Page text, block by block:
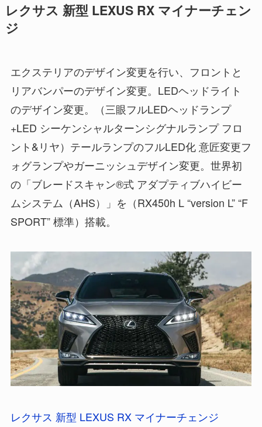
レクサス 新型 LEXUS RX マイナーチェン
ジ
エクステリアのデザイン変更を行い、フロントと
リアバンパーのデザイン変更。LEDヘッドライト
のデザイン変更。（三眼フルLEDヘッドランプ
+LED シーケンシャルターンシグナルランプ フロ
ント&リヤ）テールランプのフルLED化 意匠変更フ
ォグランプやガーニッシュデザイン変更。世界初
の「ブレードスキャン®式 アダプティブハイビー
ムシステム（AHS）」を（RX450h L “version L” “F
SPORT” 標準）搭載。
レクサス 新型 LEXUS RX マイナーチェンジ